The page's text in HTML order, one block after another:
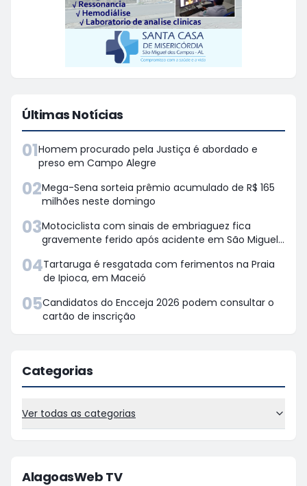
Últimas Notícias
01Homem procurado pela Justiça é abordado e
preso em Campo Alegre
02Mega-Sena sorteia prêmio acumulado de R$ 165
milhões neste domingo
03Motociclista com sinais de embriaguez fica
gravemente ferido após acidente em São Miguel
04Tartaruga é resgatada com ferimentos na Praia
de Ipioca, em Maceió
05Candidatos do Encceja 2026 podem consultar o
cartão de inscrição
Categorias
Ver todas as categorias
AlagoasWeb TV